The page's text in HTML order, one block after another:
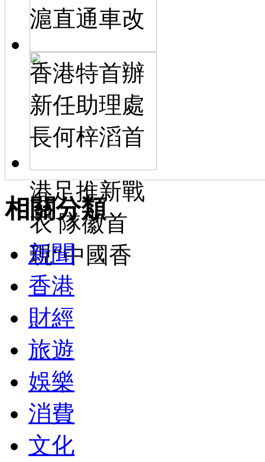
滬直通車改
香港特首辦
新任助理處
長何梓滔首
港足推新戰
衣 隊徽首
現“中國香
相關分類
新聞
香港
財經
旅遊
娛樂
消費
文化